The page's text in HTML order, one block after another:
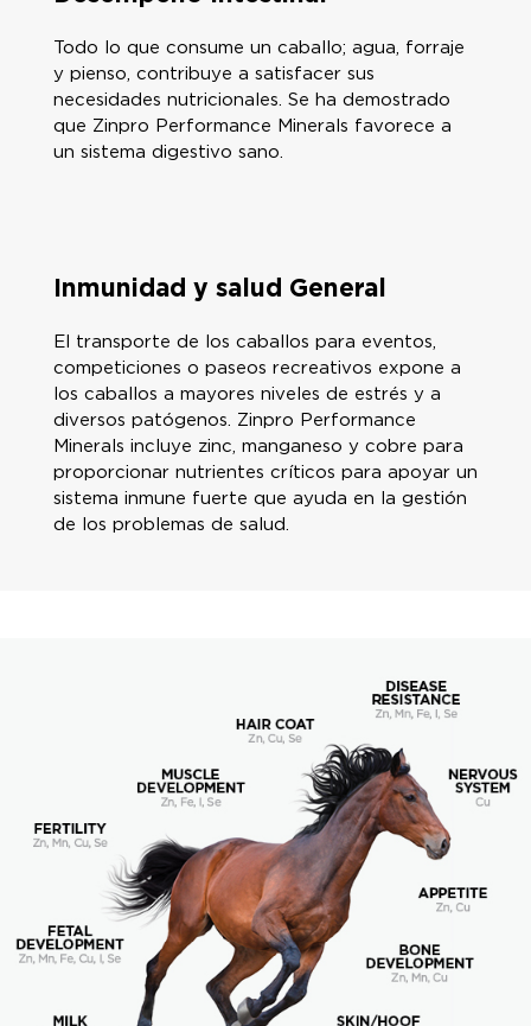
Todo lo que consume un caballo; agua, forraje
y pienso, contribuye a satisfacer sus
necesidades nutricionales. Se ha demostrado
que Zinpro Performance Minerals favorece a
un sistema digestivo sano.
Inmunidad y salud General
El transporte de los caballos para eventos,
competiciones o paseos recreativos expone a
los caballos a mayores niveles de estrés y a
diversos patógenos. Zinpro Performance
Minerals incluye zinc, manganeso y cobre para
proporcionar nutrientes críticos para apoyar un
sistema inmune fuerte que ayuda en la gestión
de los problemas de salud.